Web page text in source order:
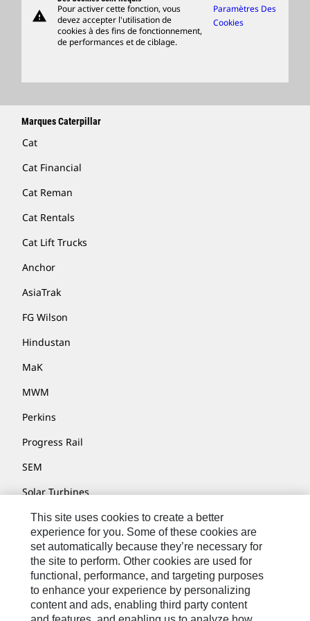
Merchandise
Rechercher Un Concessionnaire
warning
Pour activer cette fonction, vous
devez accepter l'utilisation de
cookies à des fins de fonctionnement,
de performances et de ciblage.
Paramètres Des
Cookies
Marques Caterpillar
Cat
Cat Financial
Cat Reman
Cat Rentals
Cat Lift Trucks
Anchor
AsiaTrak
FG Wilson
Hindustan
MaK
MWM
Perkins
Progress Rail
SEM
Solar Turbines
SPM Oil & Gas
Turner Powertrain Systems
Nous Contacter
Plan Du Site
This site uses cookies to create a better
experience for you. Some of these cookies are
set automatically because they’re necessary for
the site to perform. Other cookies are used for
functional, performance, and targeting purposes
to enhance your experience by personalizing
content and ads, enabling third party content